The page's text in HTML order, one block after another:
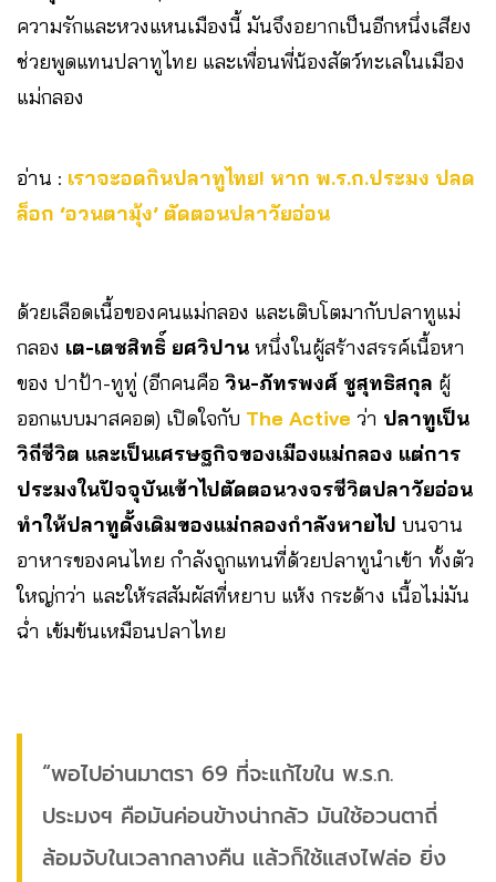
ความรักและหวงแหนเมืองนี้ มันจึงอยากเป็นอีกหนึ่งเสียง
ช่วยพูดแทนปลาทูไทย และเพื่อนพี่น้องสัตว์ทะเลในเมือง
แม่กลอง
อ่าน : เราจะอดกินปลาทูไทย! หาก พ.ร.ก.ประมง ปลด
ล็อก ‘อวนตามุ้ง’ ตัดตอนปลาวัยอ่อน
ด้วยเลือดเนื้อของคนแม่กลอง และเติบโตมากับปลาทูแม่
กลอง เต-เตชสิทธิ์ ยศวิปาน หนึ่งในผู้สร้างสรรค์เนื้อหา
ของ ปาป้า-ทูทู่ (อีกคนคือ วิน-ภัทรพงศ์ ชูสุทธิสกุล ผู้
ออกแบบมาสคอต) เปิดใจกับ The Active ว่า ปลาทูเป็น
วิถีชีวิต และเป็นเศรษฐกิจของเมืองแม่กลอง แต่การ
ประมงในปัจจุบันเข้าไปตัดตอนวงจรชีวิตปลาวัยอ่อน
ทำให้ปลาทูดั้งเดิมของแม่กลองกำลังหายไป บนจาน
อาหารของคนไทย กำลังถูกแทนที่ด้วยปลาทูนำเข้า ทั้งตัว
ใหญ่กว่า และให้รสสัมผัสที่หยาบ แห้ง กระด้าง เนื้อไม่มัน
ฉ่ำ เข้มข้นเหมือนปลาไทย
“พอไปอ่านมาตรา 69 ที่จะแก้ไขใน พ.ร.ก.
ประมงฯ คือมันค่อนข้างน่ากลัว มันใช้อวนตาถี่
ล้อมจับในเวลากลางคืน แล้วก็ใช้แสงไฟล่อ ยิ่ง